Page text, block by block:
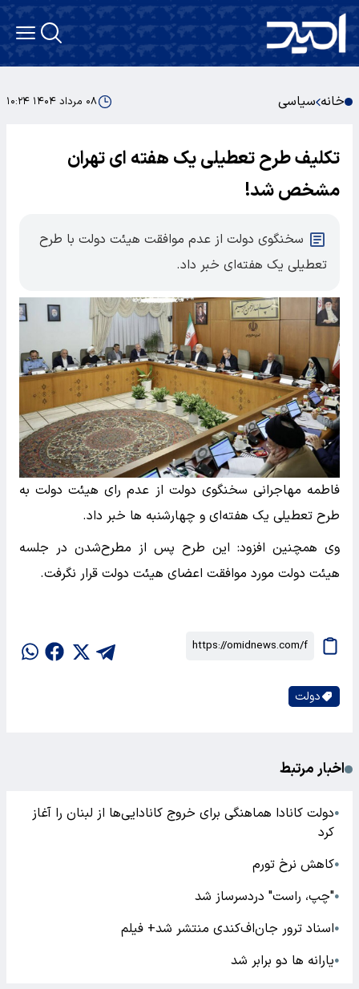
خانه سیاسی ۰۸ مرداد ۱۴۰۴ ۱۰:۲۴
تکلیف طرح تعطیلی یک هفته ای تهران
مشخص شد!
سخنگوی دولت از عدم موافقت هیئت دولت با طرح
تعطیلی یک هفته‌ای خبر داد.
فاطمه مهاجرانی سخنگوی دولت از عدم رای هیئت دولت به
طرح تعطیلی یک هفته‌ای و چهارشنبه ها خبر داد.
وی همچنین افزود: این طرح پس از مطرح‌شدن در جلسه
هیئت دولت مورد موافقت اعضای هیئت دولت قرار نگرفت.
دولت
اخبار مرتبط
●دولت کانادا هماهنگی برای خروج کانادایی‌ها از لبنان را آغاز
کرد
●کاهش نرخ تورم
●"چپ، راست" دردسرساز شد
●اسناد ترور جان‌اف‌کندی منتشر شد+ فیلم
●یارانه ها دو برابر شد